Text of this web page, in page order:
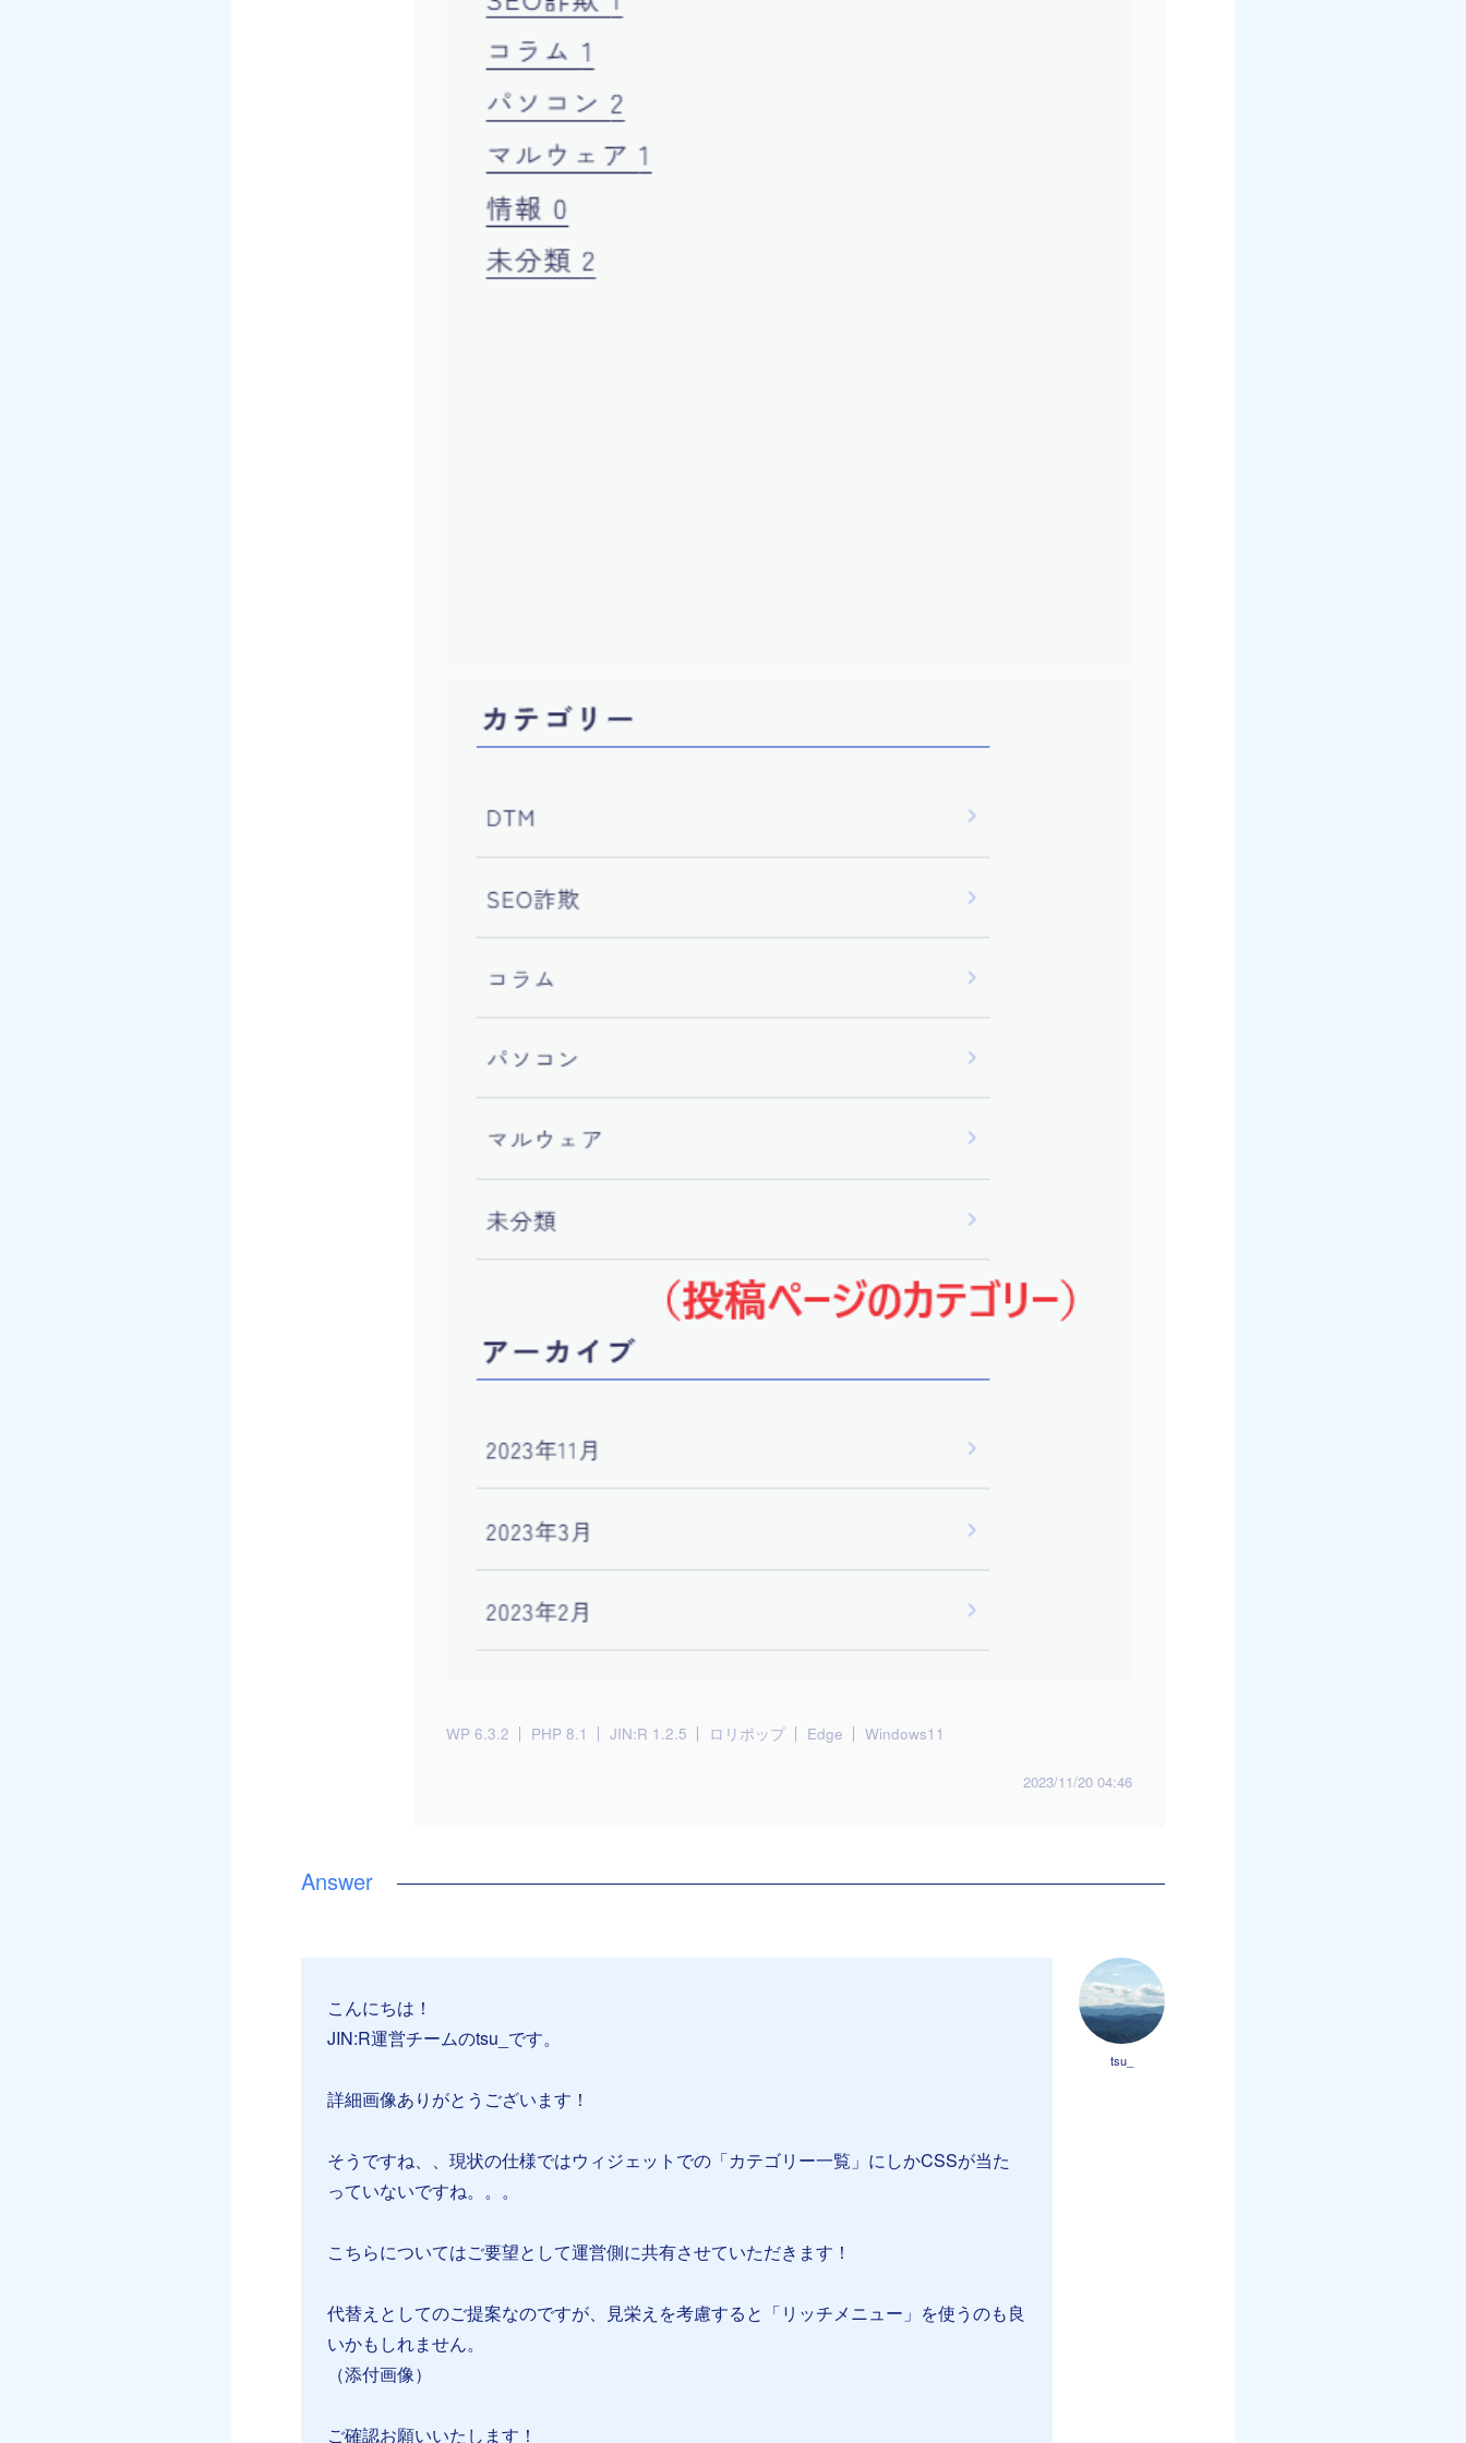
WP 6.3.2 PHP 8.1 JIN:R 1.2.5 ロリポップ Edge Windows11
2023/11/20 04:46
tsu_
こんにちは！
JIN:R運営チームのtsu_です。
詳細画像ありがとうございます！
そうですね、、現状の仕様ではウィジェットでの「カテゴリー一覧」にしかCSSが当た
っていないですね。。。
こちらについてはご要望として運営側に共有させていただきます！
代替えとしてのご提案なのですが、見栄えを考慮すると「リッチメニュー」を使うのも良
いかもしれません。
（添付画像）
ご確認お願いいたします！